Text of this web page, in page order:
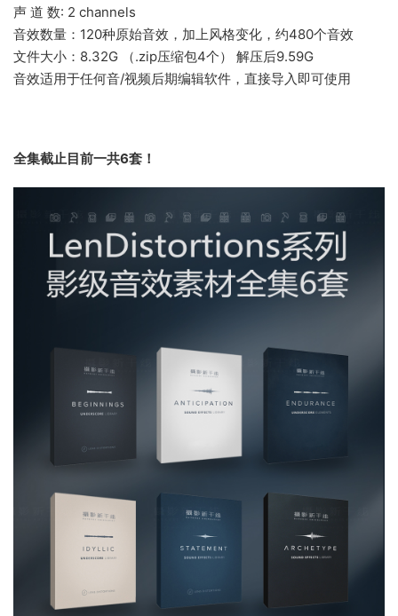
声 道 数: 2 channels
音效数量：120种原始音效，加上风格变化，约480个音效
文件大小：8.32G （.zip压缩包4个） 解压后9.59G
音效适用于任何音/视频后期编辑软件，直接导入即可使用
全集截止目前一共6套！